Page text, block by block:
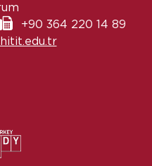
+90 364 220 14 89